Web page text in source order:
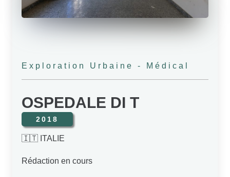
Exploration Urbaine - Médical
OSPEDALE DI T
2018
🇮🇹 ITALIE
Rédaction en cours